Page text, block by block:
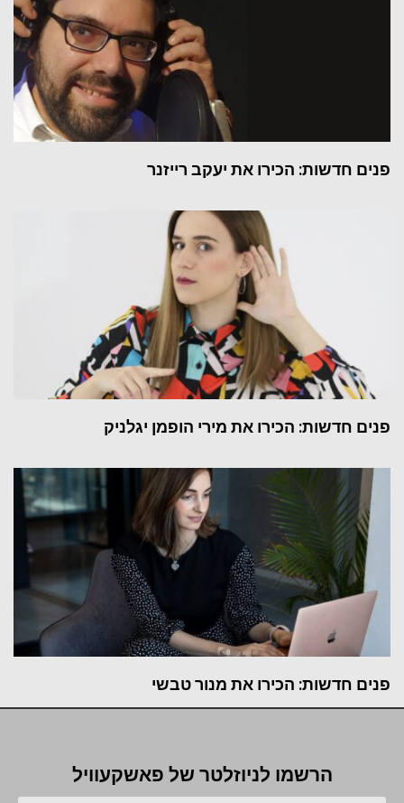
פנים חדשות: הכירו את יעקב רייזנר
פנים חדשות: הכירו את מירי הופמן יגלניק
פנים חדשות: הכירו את מנור טבשי
הרשמו לניוזלטר של פאשקעוויל